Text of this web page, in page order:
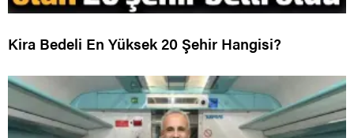
Kira Bedeli En Yüksek 20 Şehir Hangisi?